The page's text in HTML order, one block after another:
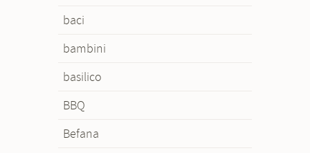
baci
bambini
basilico
BBQ
Befana